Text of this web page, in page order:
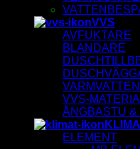
VVS
AVFUKTARE
BLANDARE
VVS-
ÅNGBASTU
ELEMENT